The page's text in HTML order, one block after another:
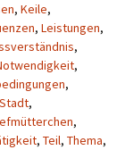
, Keile,
, Leistungen,
,
,
,
Stadt,
,
, Teil, Thema,